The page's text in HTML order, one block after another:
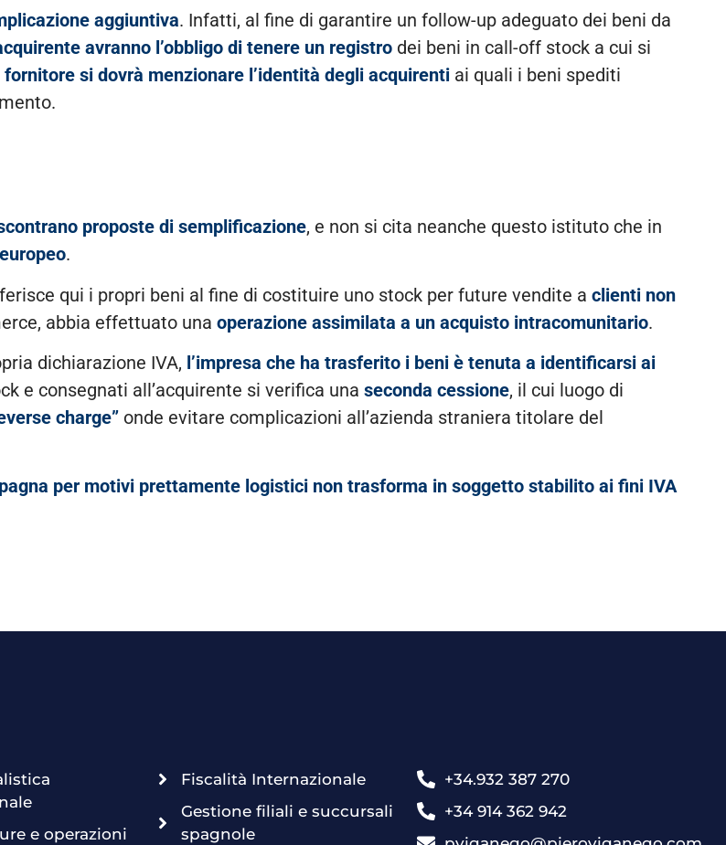
aggiuntiva. Infatti, al fine di garantire un follow-up adeguato dei beni da
avranno l’obbligo di tenere un registro dei beni in call-off stock a cui si
si dovrà menzionare l’identità degli acquirenti ai quali i beni spediti
proposte di semplificazione, e non si cita neanche questo istituto che in
.
qui i propri beni al fine di costituire uno stock per future vendite a clienti non
abbia effettuato una operazione assimilata a un acquisto intracomunitario.
dichiarazione IVA, l’impresa che ha trasferito i beni è tenuta a identificarsi ai
e consegnati all’acquirente si verifica una seconda cessione, il cui luogo di
charge” onde evitare complicazioni all’azienda straniera titolare del
per motivi prettamente logistici non trasforma in soggetto stabilito ai fini IVA
e operazioni
Fiscalità Internazionale
Gestione filiali e succursali
spagnole
+34.932 387 270
+34 914 362 942